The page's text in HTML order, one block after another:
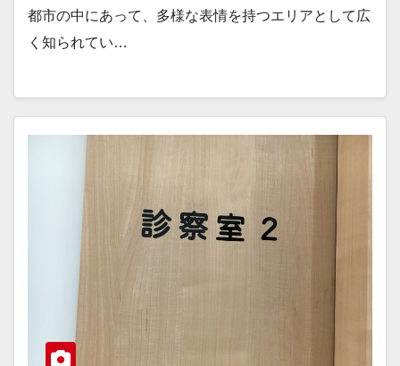
都市の中にあって、多様な表情を持つエリアとして広
く知られてい…